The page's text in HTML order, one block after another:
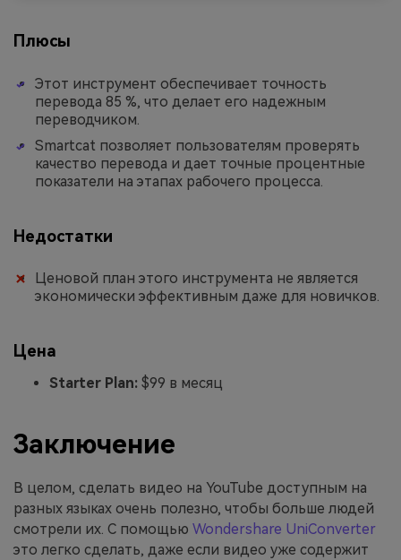
Плюсы
Этот инструмент обеспечивает точность
перевода 85 %, что делает его надежным
переводчиком.
Smartcat позволяет пользователям проверять
качество перевода и дает точные процентные
показатели на этапах рабочего процесса.
Недостатки
Ценовой план этого инструмента не является
экономически эффективным даже для новичков.
Цена
Starter Plan: $99 в месяц
Заключение
В целом, сделать видео на YouTube доступным на
разных языках очень полезно, чтобы больше людей
смотрели их. С помощью Wondershare UniConverter
это легко сделать, даже если видео уже содержит